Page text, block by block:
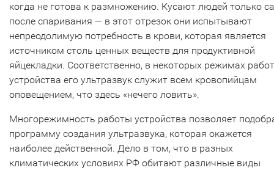
когда не готова к размножению. Кусают людей только
после спаривания — в этот отрезок они испытывают
непреодолимую потребность в крови, которая является
источником столь ценных веществ для продуктивной
яйцекладки. Соответственно, в некоторых режимах
устройства его ультразвук служит всем кровопийцам
оповещением, что здесь «нечего ловить».
Многорежимность работы устройства позволяет
программу создания ультразвука, которая окажется
наиболее действенной. Дело в том, что в разных
климатических условиях РФ обитают различные виды